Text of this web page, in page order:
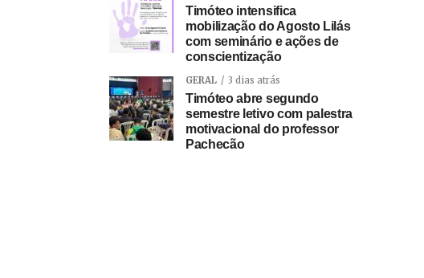
Timóteo intensifica
mobilização do Agosto Lilás
com seminário e ações de
conscientização
GERAL 3 dias atrás
Timóteo abre segundo
semestre letivo com palestra
motivacional do professor
Pachecão